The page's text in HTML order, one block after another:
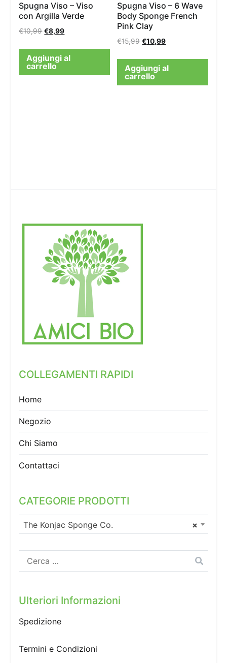
Spugna Viso – Viso
con Argilla Verde
€10,99 €8,99
Aggiungi al
carrello
Spugna Viso – 6 Wave
Body Sponge French
Pink Clay
€15,99 €10,99
Aggiungi al
carrello
COLLEGAMENTI RAPIDI
Home
Negozio
Chi Siamo
Contattaci
CATEGORIE PRODOTTI
×
The Konjac Sponge Co.
Ricerca
per:
Ulteriori Informazioni
Spedizione
Termini e Condizioni